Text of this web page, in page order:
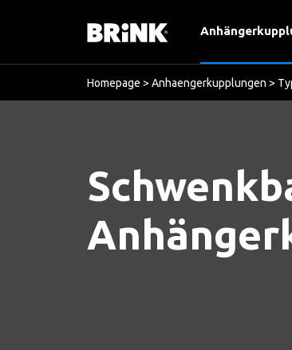
Homepage > Anhaengerkupplungen >